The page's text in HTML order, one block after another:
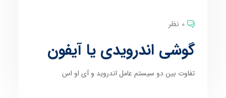
0 نظر
گوشی اندرویدی یا آیفون
تفاوت بین دو سیستم عامل اندروید و آی او اس